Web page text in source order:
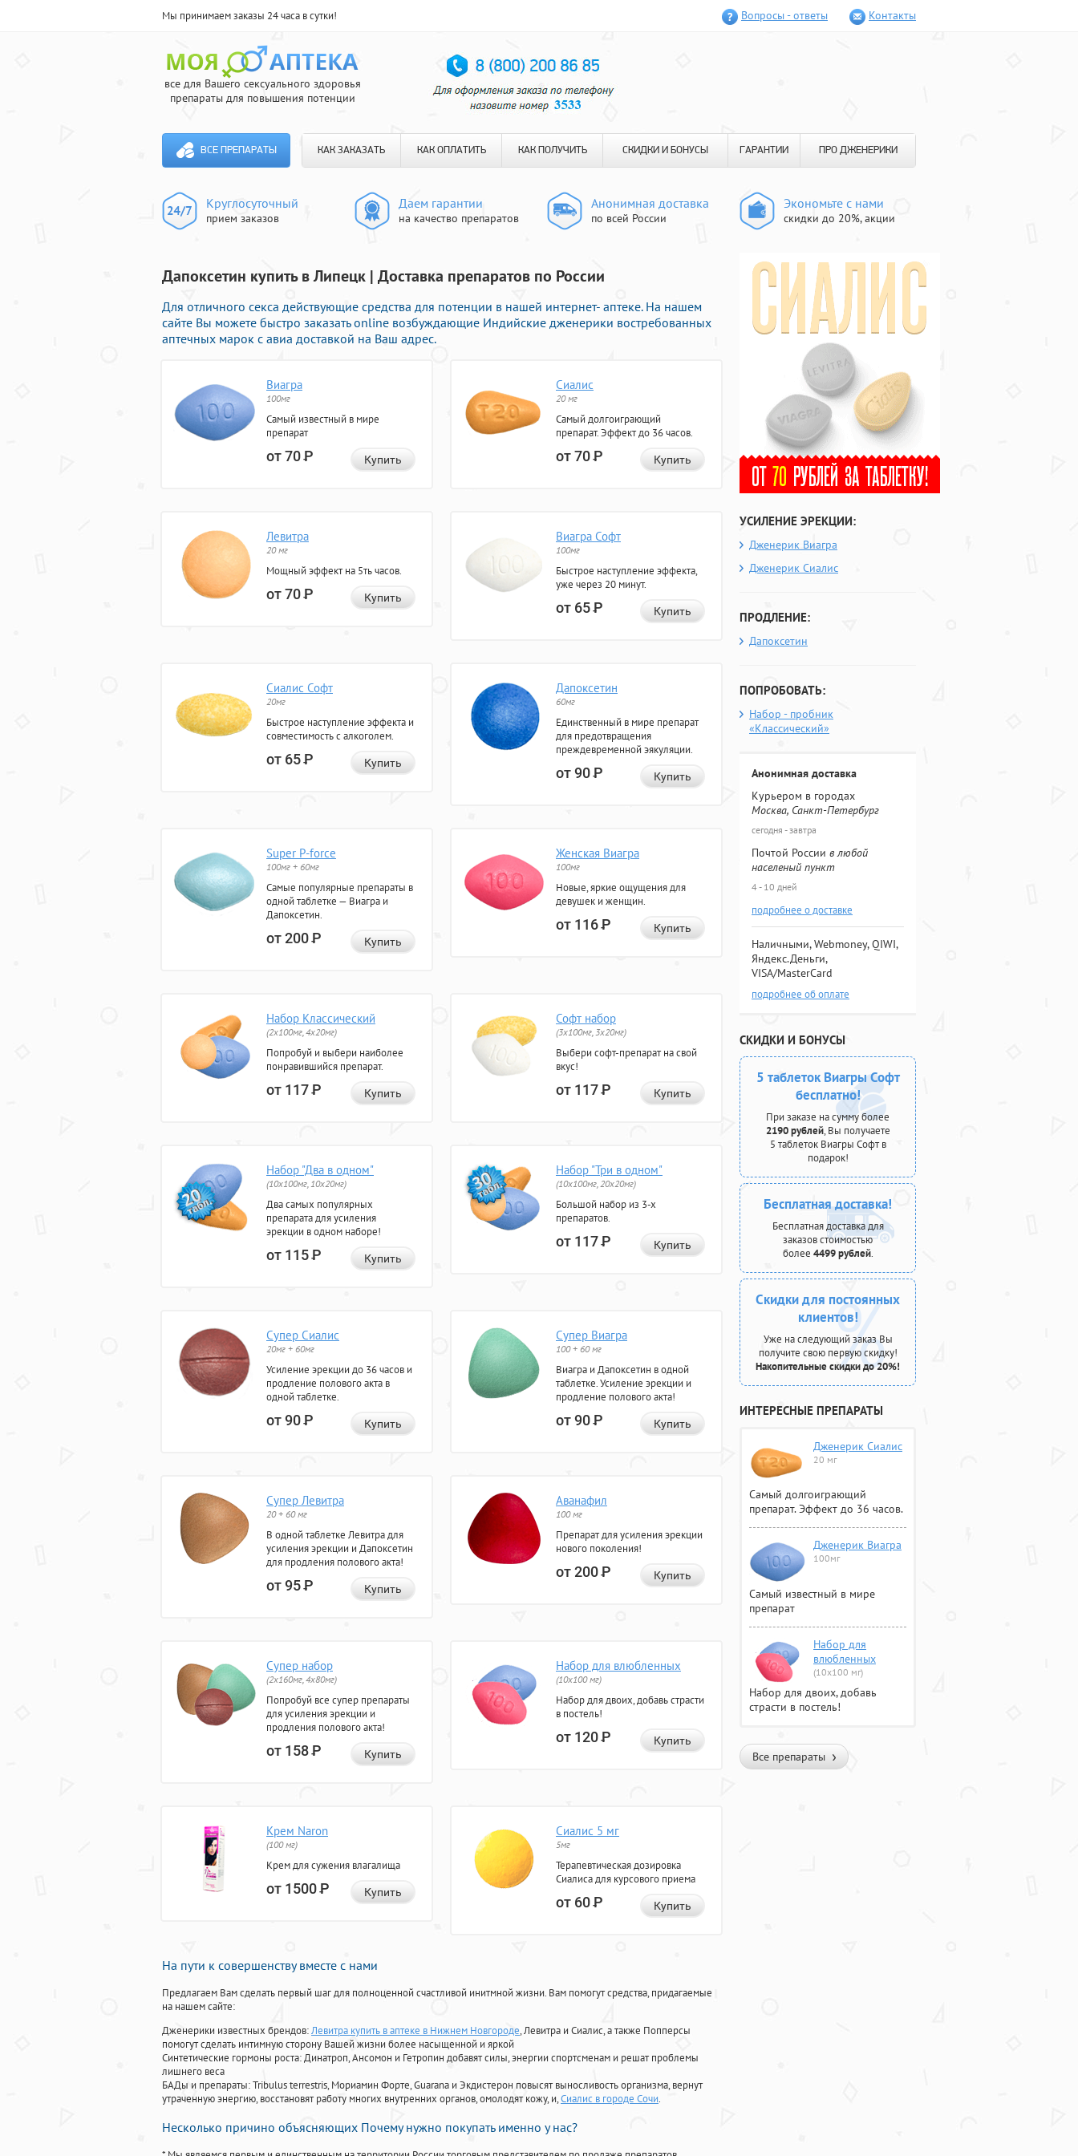
Мы принимаем заказы 24 часа в сутки! Вопросы - ответы Контакты
все для Вашего сексуального здоровья
препараты для повышения потенции
ВСЕ ПРЕПАРАТЫ КАК ЗАКАЗАТЬ КАК ОПЛАТИТЬ КАК ПОЛУЧИТЬ СКИДКИ И БОНУСЫ ГАРАНТИИ ПРО ДЖЕНЕРИКИ
Круглосуточный
прием заказов
Даем гарантии
на качество препаратов
Анонимная доставка
по всей России
Экономьте с нами
скидки до 20%, акции
Дапоксетин купить в Липецк | Доставка препаратов по России
Для отличного секса действующие средства для потенции в нашей интернет- аптеке. На нашем
сайте Вы можете быстро заказать online возбуждающие Индийские дженерики востребованных
аптечных марок с авиа доставкой на Ваш адрес.
Виагра
100мг
Самый известный в мире
препарат
от 70Р Купить
Сиалис
20 мг
Самый долгоиграющий
препарат. Эффект до 36 часов.
от 70Р Купить
Левитра
20 мг
Мощный эффект на 5ть часов.
от 70Р Купить
Виагра Софт
100мг
Быстрое наступление эффекта,
уже через 20 минут.
от 65Р Купить
Сиалис Софт
20мг
Быстрое наступление эффекта и
совместимость с алкоголем.
от 65Р Купить
Дапоксетин
60мг
Единственный в мире препарат
для предотвращения
преждевременной эякуляции.
от 90Р Купить
Super P-force
100мг + 60мг
Самые популярные препараты в
одной таблетке — Виагра и
Дапоксетин.
от 200Р Купить
Женская Виагра
100мг
Новые, яркие ощущения для
девушек и женщин.
от 116Р Купить
Набор Классический
(2x100мг, 4x20мг)
Попробуй и выбери наиболее
понравившийся препарат.
от 117Р Купить
Софт набор
(3x100мг, 3x20мг)
Выбери софт-препарат на свой
вкус!
от 117Р Купить
Набор "Два в одном"
(10x100мг, 10x20мг)
Два самых популярных
препарата для усиления
эрекции в одном наборе!
от 115Р Купить
Набор "Три в одном"
(10x100мг, 20x20мг)
Большой набор из 3-х
препаратов.
от 117Р Купить
Супер Сиалис
20мг + 60мг
Усиление эрекции до 36 часов и
продление полового акта в
одной таблетке.
от 90Р Купить
Супер Виагра
100 + 60 мг
Виагра и Дапоксетин в одной
таблетке. Усиление эрекции и
продление полового акта!
от 90Р Купить
Супер Левитра
20 + 60 мг
В одной таблетке Левитра для
усиления эрекции и Дапоксетин
для продления полового акта!
от 95Р Купить
Аванафил
100 мг
Препарат для усиления эрекции
нового поколения!
от 200Р Купить
Супер набор
(2х160мг, 4х80мг)
Попробуй все супер препараты
для усиления эрекции и
продления полового акта!
от 158Р Купить
Набор для влюбленных
(10х100 мг)
Набор для двоих, добавь страсти
в постель!
от 120Р Купить
Крем Naron
(100 мг)
Крем для сужения влагалища
от 1500Р Купить
Сиалис 5 мг
5мг
Терапевтическая дозировка
Сиалиса для курсового приема
от 60Р Купить
На пути к совершенству вместе с нами
Предлагаем Вам сделать первый шаг для полноценной счастливой инитмной жизни. Вам помогут средства, придагаемые
на нашем сайте:
Дженерики известных брендов:Левитра купить в аптеке в Нижнем Новгороде, Левитра и Сиалис, а также Попперсы
помогут сделать интимную сторону Вашей жизни более насыщенной и яркой
Синтетические гормоны роста: Динатроп, Ансомон и Гетропин добавят силы, энергии спортсменам и решат проблемы
лишнего веса
БАДы и препараты:Tribulus terrestris, Мориамин Форте, Guarana и Экдистерон повысят выносливость организма, вернут
утраченную энергию, восстановят работу многих внутренних органов, омолодят кожу, и,Сиалис в городе Сочи.
Несколько причино объясняющих Почему нужно покупать именно у нас?
УСИЛЕНИЕ ЭРЕКЦИИ:
Дженерик Виагра
Дженерик Сиалис
ПРОДЛЕНИЕ:
Дапоксетин
ПОПРОБОВАТЬ:
Набор - пробник
«Классический»
Анонимная доставка
Курьером в городах
Москва, Санкт-Петербург
сегодня - завтра
Почтой России в любой
населеный пункт
4 - 10 дней
подробнее о доставке
Наличными, Webmoney, QIWI,
Яндекс.Деньги,
VISA/MasterCard
подробнее об оплате
СКИДКИ И БОНУСЫ
5 таблеток Виагры Софт
бесплатно!
При заказе на сумму более
2190 рублей, Вы получаете
5 таблеток Виагры Софт в
подарок!
Бесплатная доставка!
Бесплатная доставка для
заказов стоимостью
более 4499 рублей.
Скидки для постоянных
клиентов!
Уже на следующий заказ Вы
получите свою первую скидку!
Накопительные скидки до 20%!
ИНТЕРЕСНЫЕ ПРЕПАРАТЫ
Дженерик Сиалис
20 мг
Самый долгоиграющий
препарат. Эффект до 36 часов.
Дженерик Виагра
100мг
Самый известный в мире
препарат
Набор для
влюбленных
(10х100 мг)
Набор для двоих, добавь
страсти в постель!
Все препараты